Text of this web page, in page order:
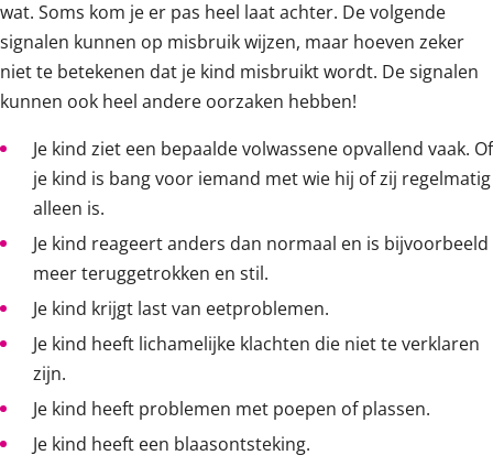
wat. Soms kom je er pas heel laat achter. De volgende
signalen kunnen op misbruik wijzen, maar hoeven zeker
niet te betekenen dat je kind misbruikt wordt. De signalen
kunnen ook heel andere oorzaken hebben!
Je kind ziet een bepaalde volwassene opvallend vaak. Of
je kind is bang voor iemand met wie hij of zij regelmatig
alleen is.
Je kind reageert anders dan normaal en is bijvoorbeeld
meer teruggetrokken en stil.
Je kind krijgt last van eetproblemen.
Je kind heeft lichamelijke klachten die niet te verklaren
zijn.
Je kind heeft problemen met poepen of plassen.
Je kind heeft een blaasontsteking.